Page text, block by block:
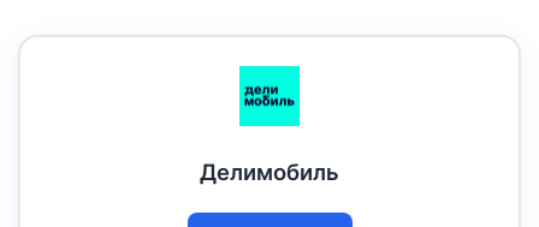
Делимобиль